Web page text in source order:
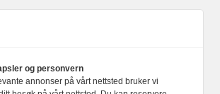
og personvern
annonser på vårt nettsted bruker vi